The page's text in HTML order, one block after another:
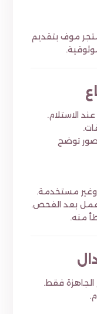
موف بتقديم
الاستلام.
ساعة مع صور توضح
وغير مستخدمة.
منه.
فقط.